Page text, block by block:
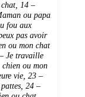
14 –
ou papa
fou aux
pas avoir
ou mon chat
Je travaille
ou mon
vie, 23 –
24 –